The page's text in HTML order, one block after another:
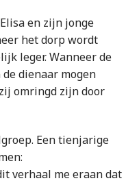
en zijn jonge
het dorp wordt
leger. Wanneer de
dienaar mogen
omringd zijn door
Een tienjarige
verhaal me eraan dat